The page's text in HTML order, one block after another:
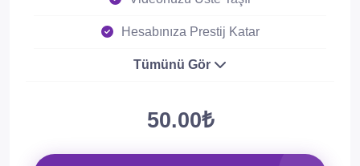
Hesabınıza Prestij Katar
Tümünü Gör
50.00₺